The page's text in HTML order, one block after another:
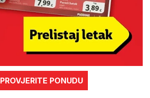
PROVJERITE PONUDU